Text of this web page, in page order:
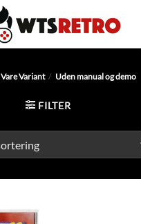
Vare Variant / Uden manual og demo
FILTER